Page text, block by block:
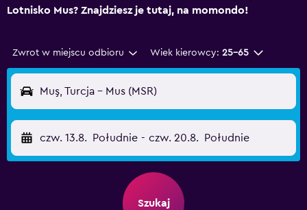
Lotnisko Mus? Znajdziesz je tutaj, na momondo!
Zwrot w miejscu odbioru Wiek kierowcy: 25-65
Muş, Turcja - Mus (MSR)
czw. 13.8. Południe - czw. 20.8. Południe
Szukaj